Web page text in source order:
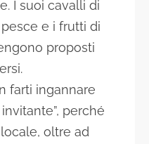
I suoi cavalli di
e i frutti di
proposti
farti ingannare
perché
oltre ad